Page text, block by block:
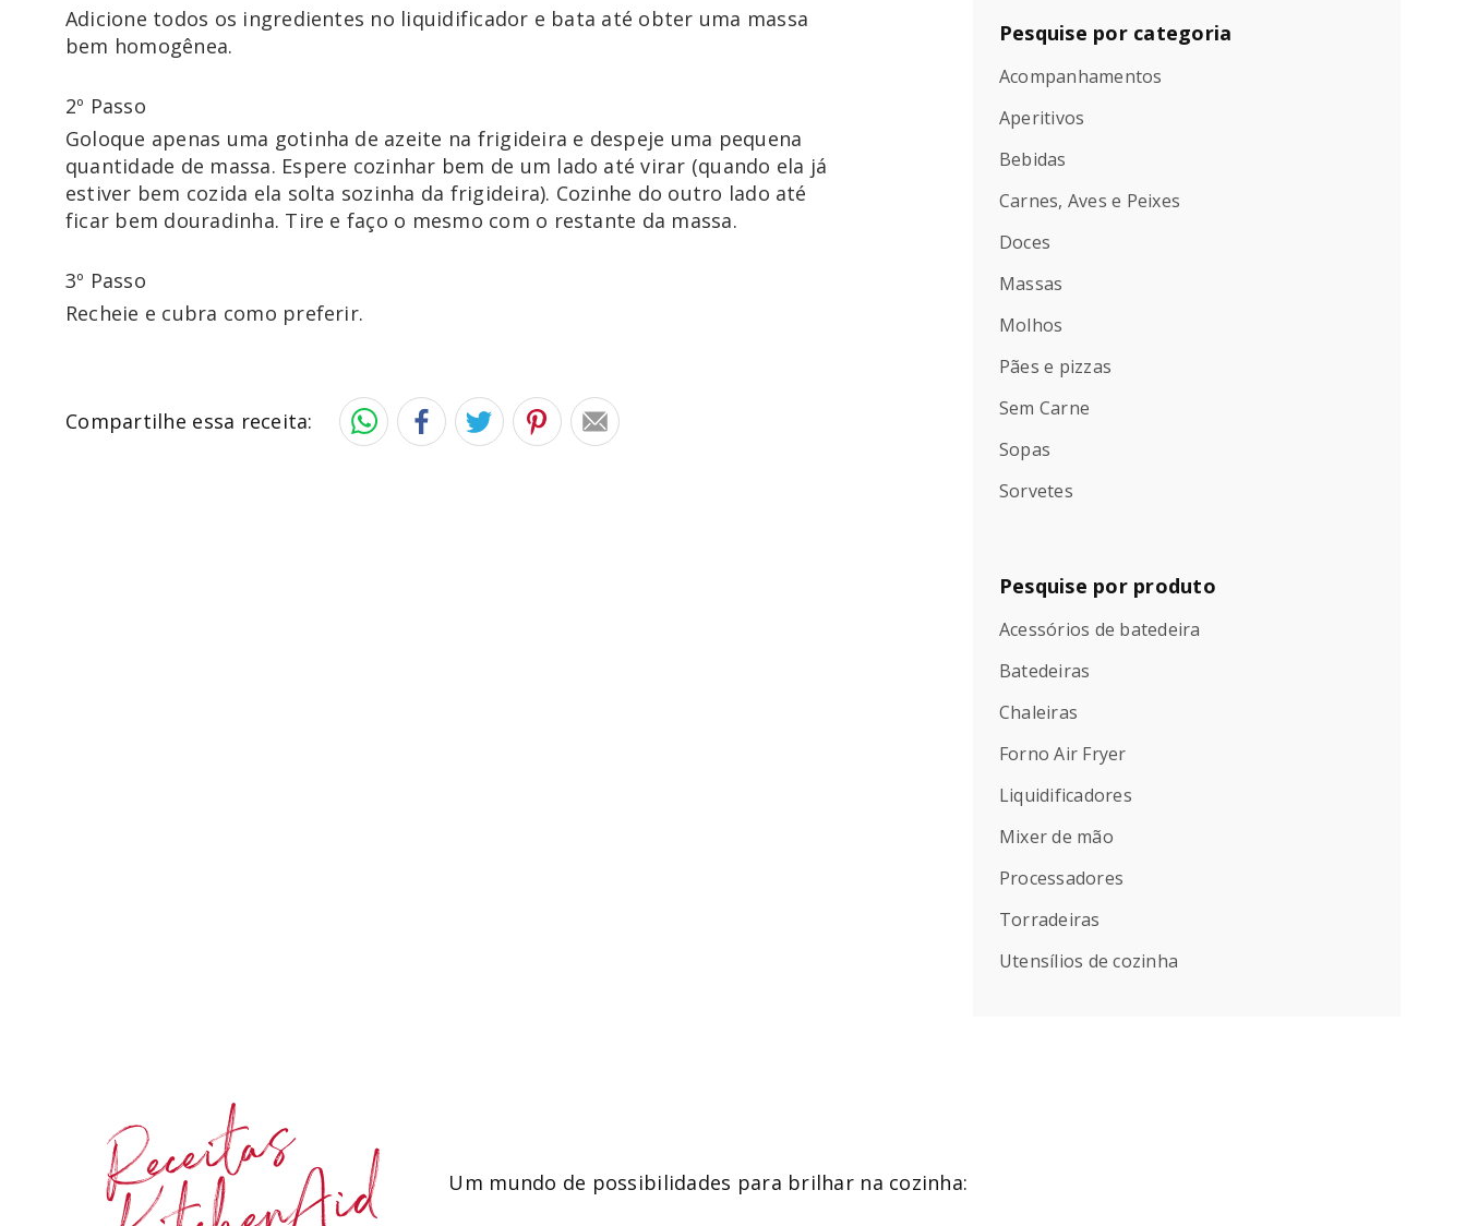
Adicione todos os ingredientes no liquidificador e bata até obter uma massa
bem homogênea.
2º Passo
Goloque apenas uma gotinha de azeite na frigideira e despeje uma pequena
quantidade de massa. Espere cozinhar bem de um lado até virar (quando ela já
estiver bem cozida ela solta sozinha da frigideira). Cozinhe do outro lado até
ficar bem douradinha. Tire e faço o mesmo com o restante da massa.
3º Passo
Recheie e cubra como preferir.
Compartilhe essa receita:
Pesquise por categoria
Acompanhamentos
Aperitivos
Bebidas
Carnes, Aves e Peixes
Doces
Massas
Molhos
Pães e pizzas
Sem Carne
Sopas
Sorvetes
Pesquise por produto
Acessórios de batedeira
Batedeiras
Chaleiras
Forno Air Fryer
Liquidificadores
Mixer de mão
Processadores
Torradeiras
Utensílios de cozinha
Receitas Um mundo de possibilidades para brilhar na cozinha: